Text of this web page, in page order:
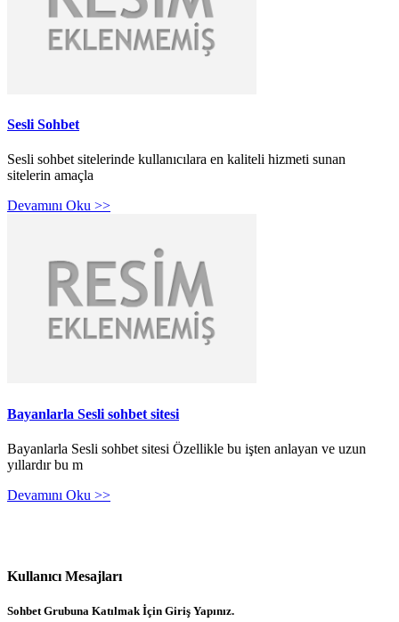
Sesli Sohbet
Sesli sohbet sitelerinde kullanıcılara en kaliteli hizmeti sunan
sitelerin amaçla
Devamını Oku >>
Bayanlarla Sesli sohbet sitesi
Bayanlarla Sesli sohbet sitesi Özellikle bu işten anlayan ve uzun
yıllardır bu m
Devamını Oku >>
Kullanıcı Mesajları
Sohbet Grubuna Katılmak İçin Giriş Yapınız.